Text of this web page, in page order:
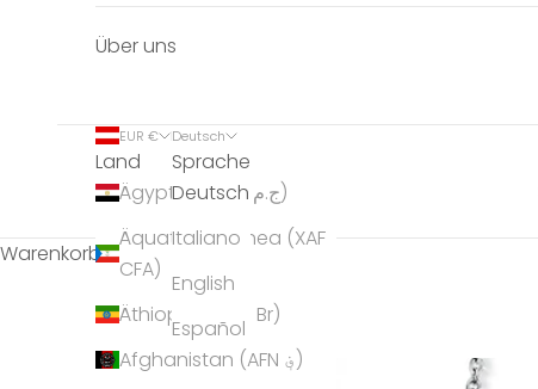
Über uns
EUR €
Land
Ägypten (EGP ج.م)
Äquatorialguinea (XAF
CFA)
Äthiopien (ETB Br)
Afghanistan (AFN ؋)
Deutsch
Sprache
Deutsch
Italiano
English
Español
Warenkorb